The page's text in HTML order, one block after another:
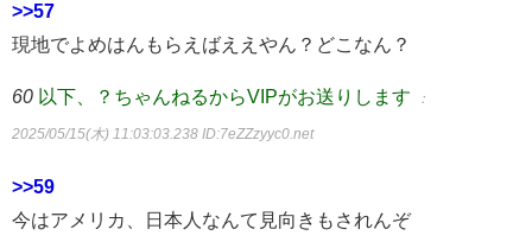
>>57
現地でよめはんもらえばええやん？どこなん？
60 以下、？ちゃんねるからVIPがお送りします ：
2025/05/15(木) 11:03:03.238 ID:7eZZzyyc0.net
>>59
今はアメリカ、日本人なんて見向きもされんぞ